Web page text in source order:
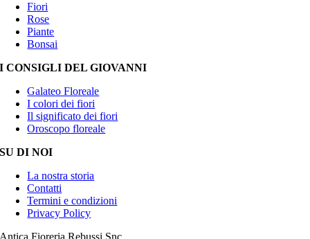
Fiori
Rose
Piante
Bonsai
I CONSIGLI DEL GIOVANNI
Galateo Floreale
I colori dei fiori
Il significato dei fiori
Oroscopo floreale
SU DI NOI
La nostra storia
Contatti
Termini e condizioni
Privacy Policy